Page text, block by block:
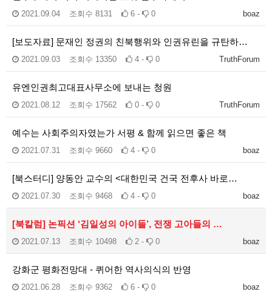
boaz
2021.09.04 조회수 8131 6 - 0
[보도자료] 문재인 정권의 친북행위와 인권유린을 규탄하…
TruthForum
2021.09.03 조회수 13350 4 - 0
유엔인권최고대표사무소에 보내는 청원
TruthForum
2021.08.12 조회수 17562 0 - 0
예수는 사회주의자였는가 서평 & 함께 읽으면 좋은 책
boaz
2021.07.31 조회수 9660 4 - 0
[북스터디] 양동안 교수의 <대한민국 건국 전후사 바로…
boaz
2021.07.30 조회수 9468 4 - 0
[북칼럼] 논픽션 ‘김일성의 아이들’, 전쟁 고아들의 …
boaz
2021.07.13 조회수 10498 2 - 0
강화군 평화전망대 - 퀴어한 역사의식의 반영
boaz
2021.06.28 조회수 9362 6 - 0